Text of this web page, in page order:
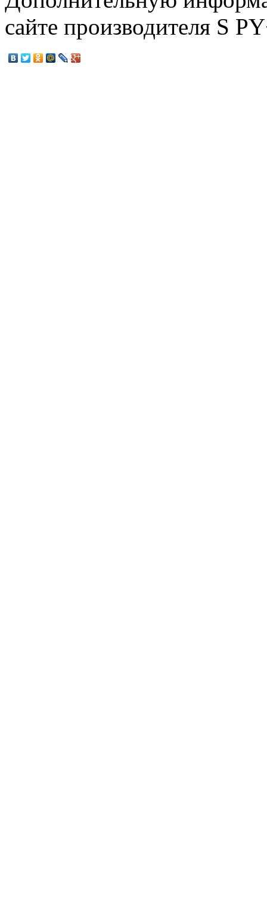
сайте производителя S